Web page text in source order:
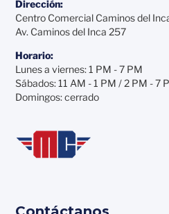
Dirección:
Centro Comercial Caminos del
Av. Caminos del Inca 257
Horario:
Lunes a viernes: 1 PM - 7 PM
Sábados: 11 AM - 1 PM / 2 PM - 7
Domingos: cerrado